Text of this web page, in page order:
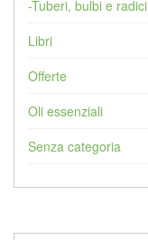
-Tuberi, bulbi e radici
Libri
Offerte
Oli essenziali
Senza categoria